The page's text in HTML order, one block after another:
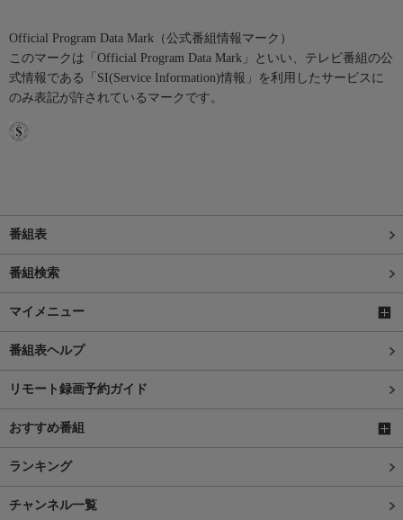
Official Program Data Mark（公式番組情報マーク）
このマークは「Official Program Data Mark」といい、テレビ番組の公
式情報である「SI(Service Information)情報」を利用したサービスに
のみ表記が許されているマークです。
番組表
番組検索
マイメニュー
番組表ヘルプ
リモート録画予約ガイド
おすすめ番組
ランキング
チャンネル一覧